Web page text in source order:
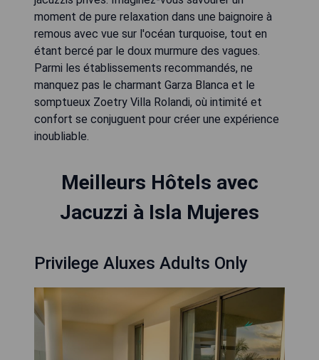
moment de pure relaxation dans une baignoire à
remous avec vue sur l'océan turquoise, tout en
étant bercé par le doux murmure des vagues.
Parmi les établissements recommandés, ne
manquez pas le charmant Garza Blanca et le
somptueux Zoetry Villa Rolandi, où intimité et
confort se conjuguent pour créer une expérience
inoubliable.
Meilleurs Hôtels avec
Jacuzzi à Isla Mujeres
Privilege Aluxes Adults Only